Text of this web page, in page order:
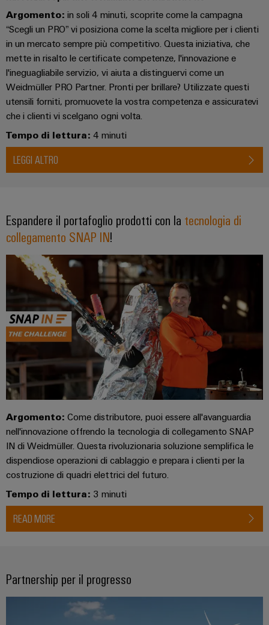
Stoccaggio
di
energia
Soluzioni
e
prodotti
per
sistemi
di
energetico
(ESS)
Trasmissione
Stabilità
sicurezza
per
reti
energetiche
moderne
Infrastrutture
degli
edifici
per
i
specifici
dell’infrastruttura
di
costruzione
Costruzione
di
quadri
elettrici
Soluzioni
per
costruzione
di
quadri
elettrici
Ethernet
Quadro
elettrico
e
campo
Cablaggio
sul
campo
Smart
Misurazione
Configuratore
Weidmüller
Workplace
solutions
Sistemi
Automazione
decentrata
Soluzioni
di
gestione
energetica
IIoT
e
automazione
Cavi
di
collegamento,
cavi
patch
e
cavi
Soluzioni
di
cablaggio
e
di
PLC
Interfacce
di
servizio
Box
di
distribuzione
Componenti
elettronici
Moduli
relè
e
relè
a
Amplificatori
di
isolamento
Servizi
per
connettori
PCB
Ingegneria
digitale
Servizi
di
laboratorio
Supporto
Conformità
ambientale
dei
prodotti
PSIRT
Dati
tecnici
Cataloghi
prodotti
tecnici
Riparazioni
ricambi
Corsi
e
webinar
Arancio
Mag
|
Rivista
per
i
clienti
Weidmüller
Academy
Human
nostro
Management
I
nostri
partner
Distribuzione
IIoT
e
rete
del
partner
di
automazione
your
IIoT
and
Partner
Wübi
Schütz
25
anni
di
Weidmüller
Schweiz
In
poche
Link
utili
Shop
online
Newsletter
Registration
Richiesta
di
catalogo
Listino
prezzi
Promozioni
Machinery
Infrastruttura
degli
EcoLine
Switches
Aktionen
MultiMark
Aktionen
Auswahlhilfe
Aktionen
THM
Multimark
Cablaggio
degli
impianti
degli
edifici
ALL
SERVICES
first
partner
All'ingrosso
Argomento: in soli 4 minuti, scoprite come la campagna
“Scegli un PRO” vi posiziona come la scelta migliore per i clienti
in un mercato sempre più competitivo. Questa iniziativa, che
mette in risalto le certificate competenze, l'innovazione e
l'ineguagliabile servizio, vi aiuta a distinguervi come un
Weidmüller PRO Partner. Pronti per brillare? Utilizzate questi
utensili forniti, promuovete la vostra competenza e assicuratevi
che i clienti vi scelgano ogni volta.
Tempo di lettura: 4 minuti
LEGGI ALTRO
Espandere il portafoglio prodotti con la tecnologia di
collegamento SNAP IN!
Argomento: Come distributore, puoi essere all'avanguardia
nell'innovazione offrendo la tecnologia di collegamento SNAP
IN di Weidmüller. Questa rivoluzionaria soluzione semplifica le
dispendiose operazioni di cablaggio e prepara i clienti per la
costruzione di quadri elettrici del futuro.
Tempo di lettura: 3 minuti
READ MORE
Partnership per il progresso